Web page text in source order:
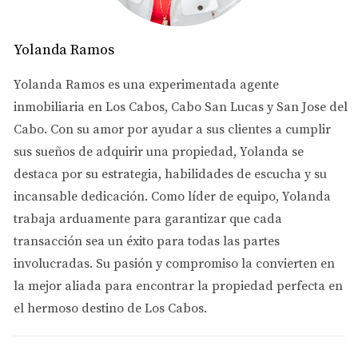
bullicio de la ciudad, y que buscan invertir en
propiedades de alto valor. Es una excelente opción para
familias y personas que valoran la privacidad y el
espacio.
San José del Cabo: Encanto Colonial y Modernidad
San José del Cabo, con su encanto colonial y moderna
infraestructura, es otra área en crecimiento. Este lugar
combina lo mejor de ambos mundos: la belleza histórica
de su centro y las comodidades modernas de sus zonas
residenciales. Es una excelente opción para aquellos que
buscan un ambiente más tranquilo y cultural, sin alejarse
demasiado de los servicios y entretenimiento.
Palmilla: Lujo y Exclusividad
Yolanda Ramos
Yolanda Ramos es una experimentada agente
inmobiliaria en Los Cabos, Cabo San Lucas y San Jose del
Cabo. Con su amor por ayudar a sus clientes a cumplir
sus sueños de adquirir una propiedad, Yolanda se
destaca por su estrategia, habilidades de escucha y su
incansable dedicación. Como líder de equipo, Yolanda
trabaja arduamente para garantizar que cada
transacción sea un éxito para todas las partes
involucradas. Su pasión y compromiso la convierten en
la mejor aliada para encontrar la propiedad perfecta en
el hermoso destino de Los Cabos.